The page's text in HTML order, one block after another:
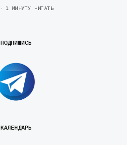
1 МИНУТУ ЧИТАТЬ
ПОДПИШИСЬ
КАЛЕНДАРЬ